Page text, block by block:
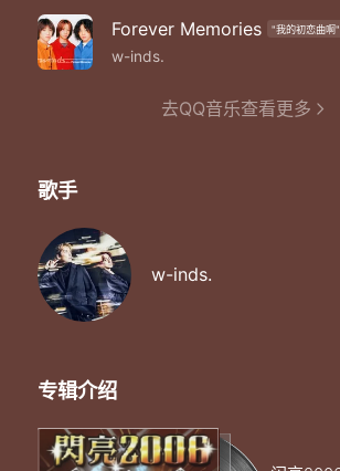
ゼロから始めればいいんだ
ゼロから始めればいいんだ
得意なステップでブギウギ66
「まだまだやれるはずなんだ」
ブレイクタイムちょっと挟んで
岚の前の静けさだね
Forever Memories "我的初恋曲啊"
w-inds.
去QQ音乐查看更多
歌手
w-inds.
专辑介绍